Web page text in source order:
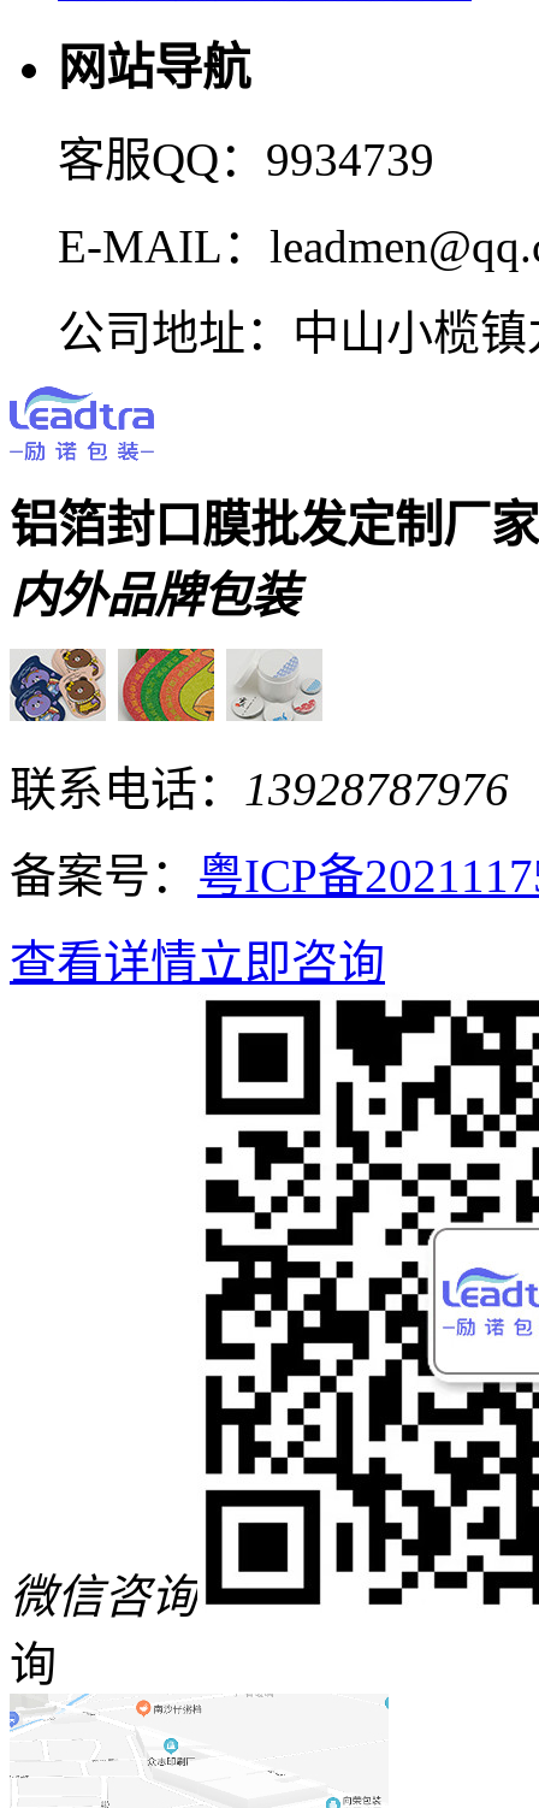
网站导航
客服QQ：9934739
E-MAIL：
公司地址：中山小榄
铝箔封口膜批发定制厂
内外品牌包装
联系电话： 13928787976
备案号： 粤ICP备
查看详情立即咨询
微信咨询
询